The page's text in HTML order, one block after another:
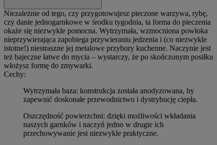
Niezależnie od tego, czy przygotowujesz pieczone warzywa, rybę,
czy danie jednogarnkowe w środku tygodnia, ta forma do pieczenia
okaże się niezwykle pomocna. Wytrzymała, wzmocniona powłoka
nieprzywierająca zapobiega przywieraniu jedzenia i (co niezwykle
istotne!) niestraszne jej metalowe przybory kuchenne. Naczynie jest
też bajeczne łatwe do mycia – wystarczy, że po skończonym posiłku
włożysz formę do zmywarki.
Cechy:
Wytrzymała baza: konstrukcja została anodyzowana, by
zapewnić doskonałe przewodnictwo i dystrybucję ciepła.
Oszczędność powierzchni: dzięki możliwości wkładania
naszych garnków i naczyń jedno w drugie ich
przechowywanie jest niezwykle praktyczne.